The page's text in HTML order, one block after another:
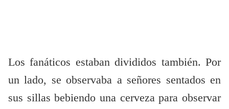
Los fanáticos estaban divididos también. Por
un lado, se observaba a señores sentados en
sus sillas bebiendo una cerveza para observar